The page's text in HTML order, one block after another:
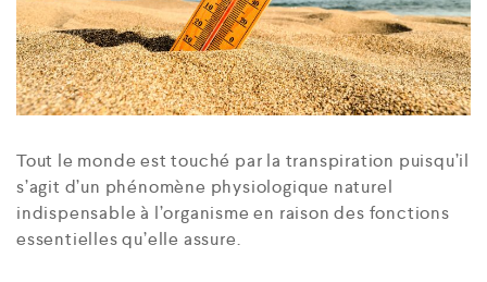
Tout le monde est touché par la transpiration puisqu’il
s’agit d’un phénomène physiologique naturel
indispensable à l’organisme en raison des fonctions
essentielles qu’elle assure.